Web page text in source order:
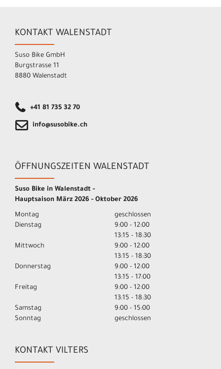
KONTAKT WALENSTADT
Suso Bike GmbH
Burgstrasse 11
8880 Walenstadt
+41 81 735 32 70
info@susobike.ch
ÖFFNUNGSZEITEN WALENSTADT
Suso Bike in Walenstadt -
Hauptsaison März 2026 - Oktober 2026
Montag
geschlossen
Dienstag
9:00 - 12:00
13:15 - 18:30
Mittwoch
9:00 - 12:00
13:15 - 18:30
Donnerstag
9:00 - 12:00
13:15 - 17:00
Freitag
9:00 - 12:00
13:15 - 18:30
Samstag
9:00 - 15:00
Sonntag
geschlossen
KONTAKT VILTERS